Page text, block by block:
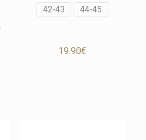
42-43 44-45
19.90€